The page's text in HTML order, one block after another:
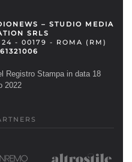
– STUDIO MEDIA
SRLS
- 00179 - ROMA (RM)
Registro Stampa in data 18
2022